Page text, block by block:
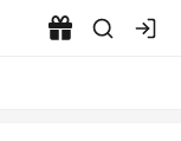
游